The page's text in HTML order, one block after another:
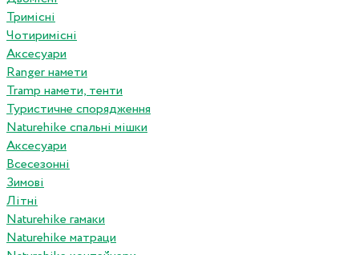
Тримісні
Чотиримісні
Аксесуари
Ranger намети
Tramp намети, тенти
Туристичне спорядження
Naturehike спальні мішки
Аксесуари
Всесезонні
Зимові
Літні
Naturehike гамаки
Naturehike матраци